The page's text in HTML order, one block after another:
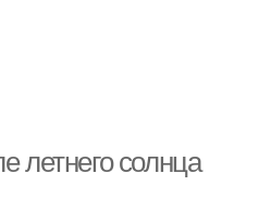
летнего солнца